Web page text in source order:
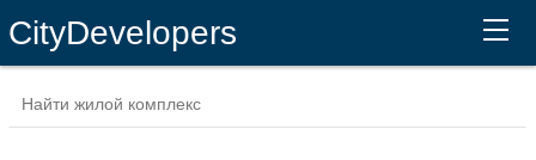
CityDevelopers